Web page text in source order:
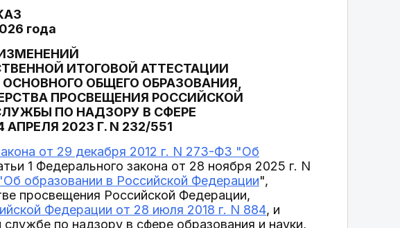
года
ИТОГОВОЙ АТТЕСТАЦИИ
ОБЩЕГО ОБРАЗОВАНИЯ,
ПРОСВЕЩЕНИЯ РОССИЙСКОЙ
ПО НАДЗОРУ В СФЕРЕ
2023 Г. N 232/551
от 29 декабря 2012 г. N 273-ФЗ "Об
1 Федерального закона от 28 ноября 2025 г. N
образовании в Российской Федерации",
просвещения Российской Федерации,
Федерации от 28 июля 2018 г. N 884, и
по надзору в сфере образования и науки,